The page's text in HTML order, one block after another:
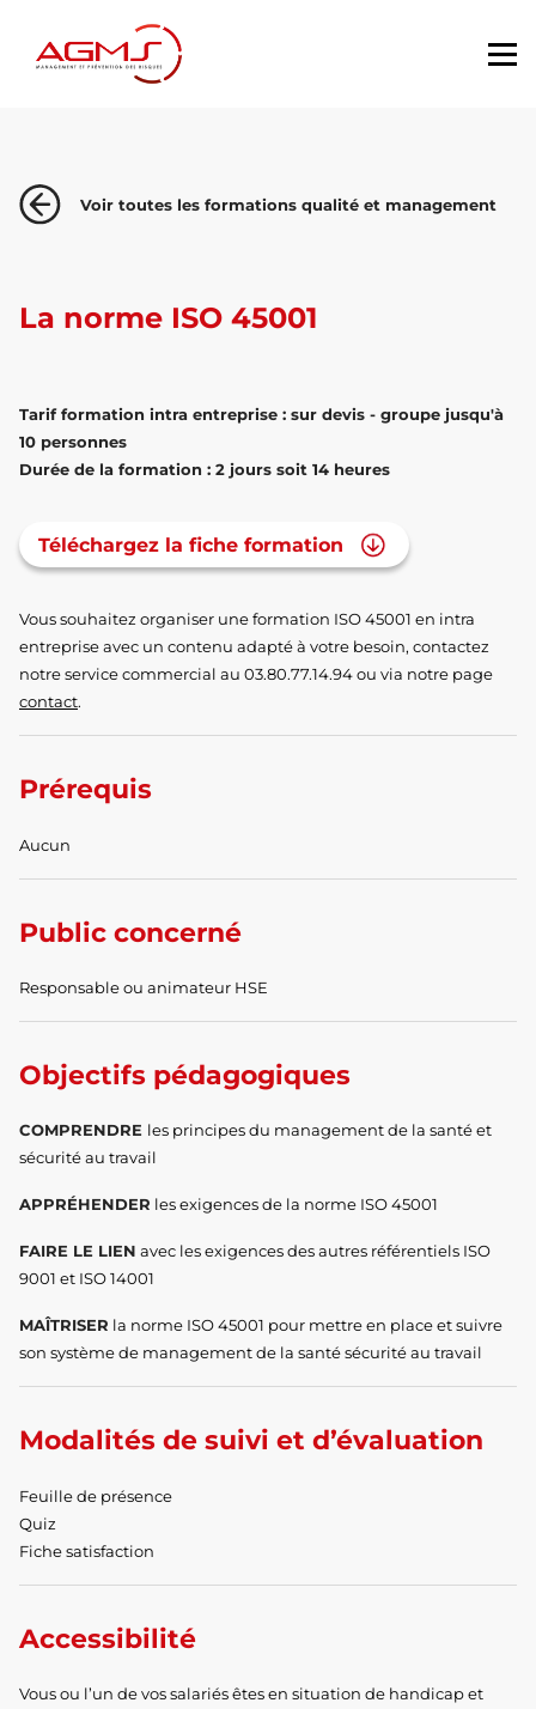
Voir toutes les formations qualité et management
La norme ISO 45001
Tarif formation intra entreprise : sur devis - groupe jusqu'à
10 personnes
Durée de la formation : 2 jours soit 14 heures
Téléchargez la fiche formation
Vous souhaitez organiser une formation ISO 45001 en intra
entreprise avec un contenu adapté à votre besoin, contactez
notre service commercial au 03.80.77.14.94 ou via notre page
contact.
Prérequis
Aucun
Public concerné
Responsable ou animateur HSE
Objectifs pédagogiques
COMPRENDRE les principes du management de la santé et
sécurité au travail
APPRÉHENDER les exigences de la norme ISO 45001
FAIRE LE LIEN avec les exigences des autres référentiels ISO
9001 et ISO 14001
MAÎTRISER la norme ISO 45001 pour mettre en place et suivre
son système de management de la santé sécurité au travail
Modalités de suivi et d’évaluation
Feuille de présence
Quiz
Fiche satisfaction
Accessibilité
Vous ou l’un de vos salariés êtes en situation de handicap et